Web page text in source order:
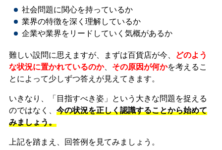
社会問題に関心を持っているか
業界の特徴を深く理解しているか
企業や業界をリードしていく気概があるか
難しい設問に思えますが、まずは百貨店が今、
どのよう
な状況に置かれているのか、 その原因が何かを考えるこ
とによって少しずつ答えが見えてきます。
いきなり、 「目指すべき姿」 という大きな問題を捉える
のではなく、 今の状況を正しく認識することから始めて
みましょう。
上記を踏まえ、回答例を見てみましょう。